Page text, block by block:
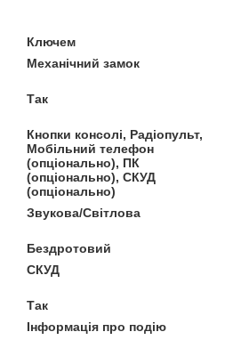
Ключем
Механічний замок
Так
Кнопки консолі, Радіопульт,
Мобільний телефон
(опціонально), ПК
(опціонально), СКУД
(опціонально)
Звукова/Світлова
Бездротовий
СКУД
Так
Інформація про подію